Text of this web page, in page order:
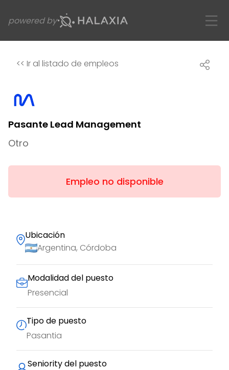
powered by
<< Ir al listado de empleos
Pasante Lead Management
Otro
Empleo no disponible
Ubicación
Argentina, Córdoba
Modalidad del puesto
Presencial
Tipo de puesto
Pasantia
Seniority del puesto